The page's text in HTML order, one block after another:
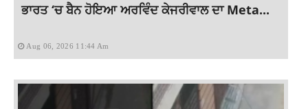
ਭਾਰਤ ‘ਚ ਬੈਨ ਹੋਇਆ ਅਰਵਿੰਦ ਕੇਜਰੀਵਾਲ ਦਾ Meta...
Aug 06, 2026 11:44 Am